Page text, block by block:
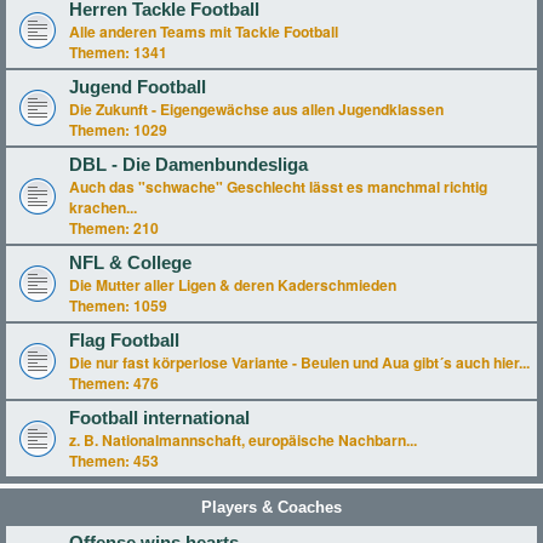
Herren Tackle Football
Alle anderen Teams mit Tackle Football
Themen: 1341
Jugend Football
Die Zukunft - Eigengewächse aus allen Jugendklassen
Themen: 1029
DBL - Die Damenbundesliga
Auch das "schwache" Geschlecht lässt es manchmal richtig
krachen...
Themen: 210
NFL & College
Die Mutter aller Ligen & deren Kaderschmieden
Themen: 1059
Flag Football
Die nur fast körperlose Variante - Beulen und Aua gibt´s auch hier...
Themen: 476
Football international
z. B. Nationalmannschaft, europäische Nachbarn...
Themen: 453
Players & Coaches